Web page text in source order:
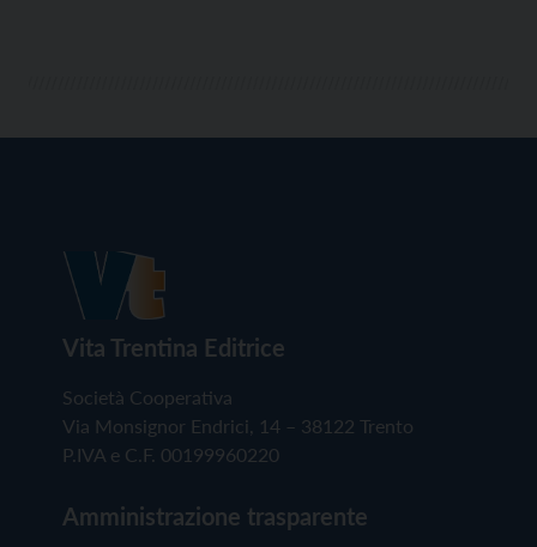
Vita Trentina Editrice
Società Cooperativa
Via Monsignor Endrici, 14 – 38122 Trento
P.IVA e C.F. 00199960220
Amministrazione trasparente